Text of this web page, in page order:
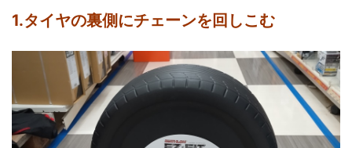
1.タイヤの裏側にチェーンを回しこむ